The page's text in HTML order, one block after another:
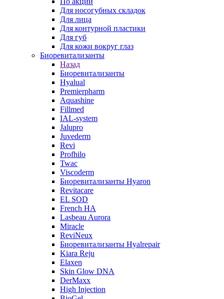
Для носогубных складок
Для лица
Для контурной пластики
Для губ
Для кожи вокруг глаз
Биоревитализанты
Назад
Биоревитализанты
Hyalual
Premierpharm
Aquashine
Fillmed
IAL-system
Jalupro
Juvederm
Revi
Profhilo
Twac
Viscoderm
Биоревитализанты Hyaron
Revitacare
EL SOD
French HA
Lasbeau Aurora
Miracle
ReviNeux
Биоревитализанты Hyalrepair
Kiara Reju
Elaxen
Skin Glow DNA
DerMaxx
High Injection